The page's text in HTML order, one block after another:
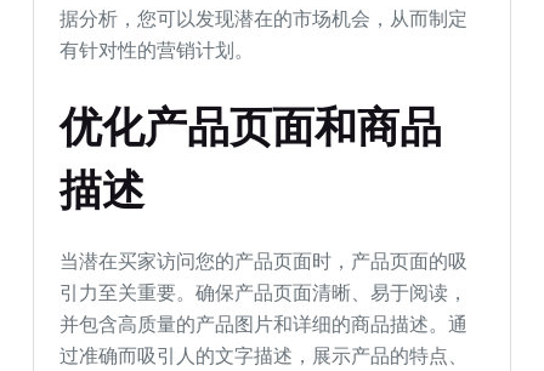
据分析，您可以发现潜在的市场机会，从而制定
有针对性的营销计划。
优化产品页面和商品
描述
当潜在买家访问您的产品页面时，产品页面的吸
引力至关重要。确保产品页面清晰、易于阅读，
并包含高质量的产品图片和详细的商品描述。通
过准确而吸引人的文字描述，展示产品的特点、